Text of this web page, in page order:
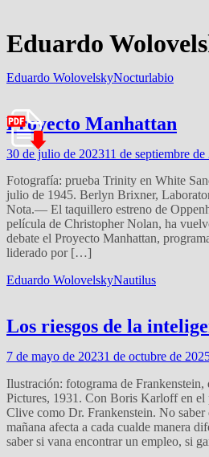
Eduardo
Eduardo WolovelskyNocturlabio
Proyecto Manhattan
30 de julio de 202311 de septiembre de
Fotografía: prueba Trinity en White
julio de 1945. Berlyn Brixner,
Nota.— El taquillero estreno de
película de Christopher Nolan, ha
debate el Proyecto Manhattan,
liderado por […]
Eduardo WolovelskyNautilus
Los riesgos de la
7 de mayo de 20231 de octubre de
Ilustración: fotograma de Frankenstein,
Pictures, 1931. Con Boris Karloff en
Clive como Dr. Frankenstein. No saber
mañana afecta a cada cualde manera
saber si vana encontrar un empleo, si